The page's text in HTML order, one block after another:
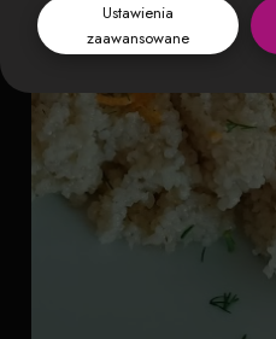
Ustawienia
zaawansowane